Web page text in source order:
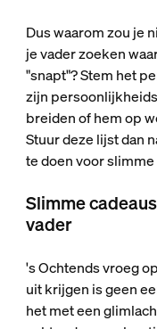
Dus waarom zou je
je vader zoeken
"snapt"? Stem het
zijn
breiden of hem op
Stuur deze lijst dan
te doen voor
Slimme
vader
's Ochtends vroeg
uit krijgen is geen
het met een